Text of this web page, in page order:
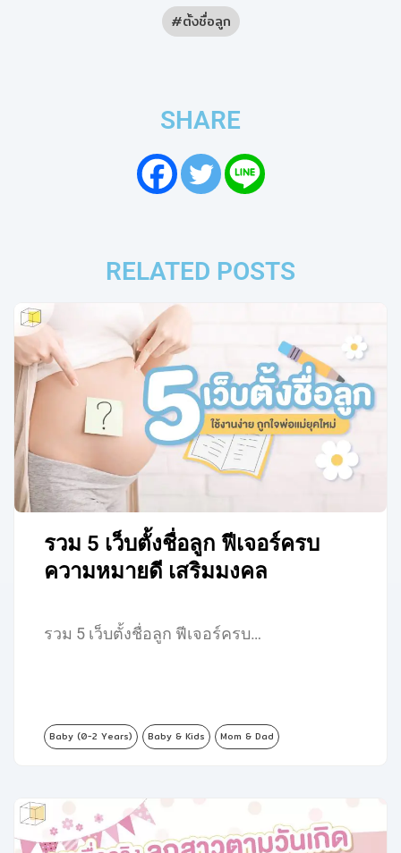
ตั้งชื่อลูก
SHARE
RELATED POSTS
รวม 5 เว็บตั้งชื่อลูก ฟีเจอร์ครบ
ความหมายดี เสริมมงคล
รวม 5 เว็บตั้งชื่อลูก ฟีเจอร์ครบ…
Baby (0-2 Years) Baby & Kids Mom & Dad